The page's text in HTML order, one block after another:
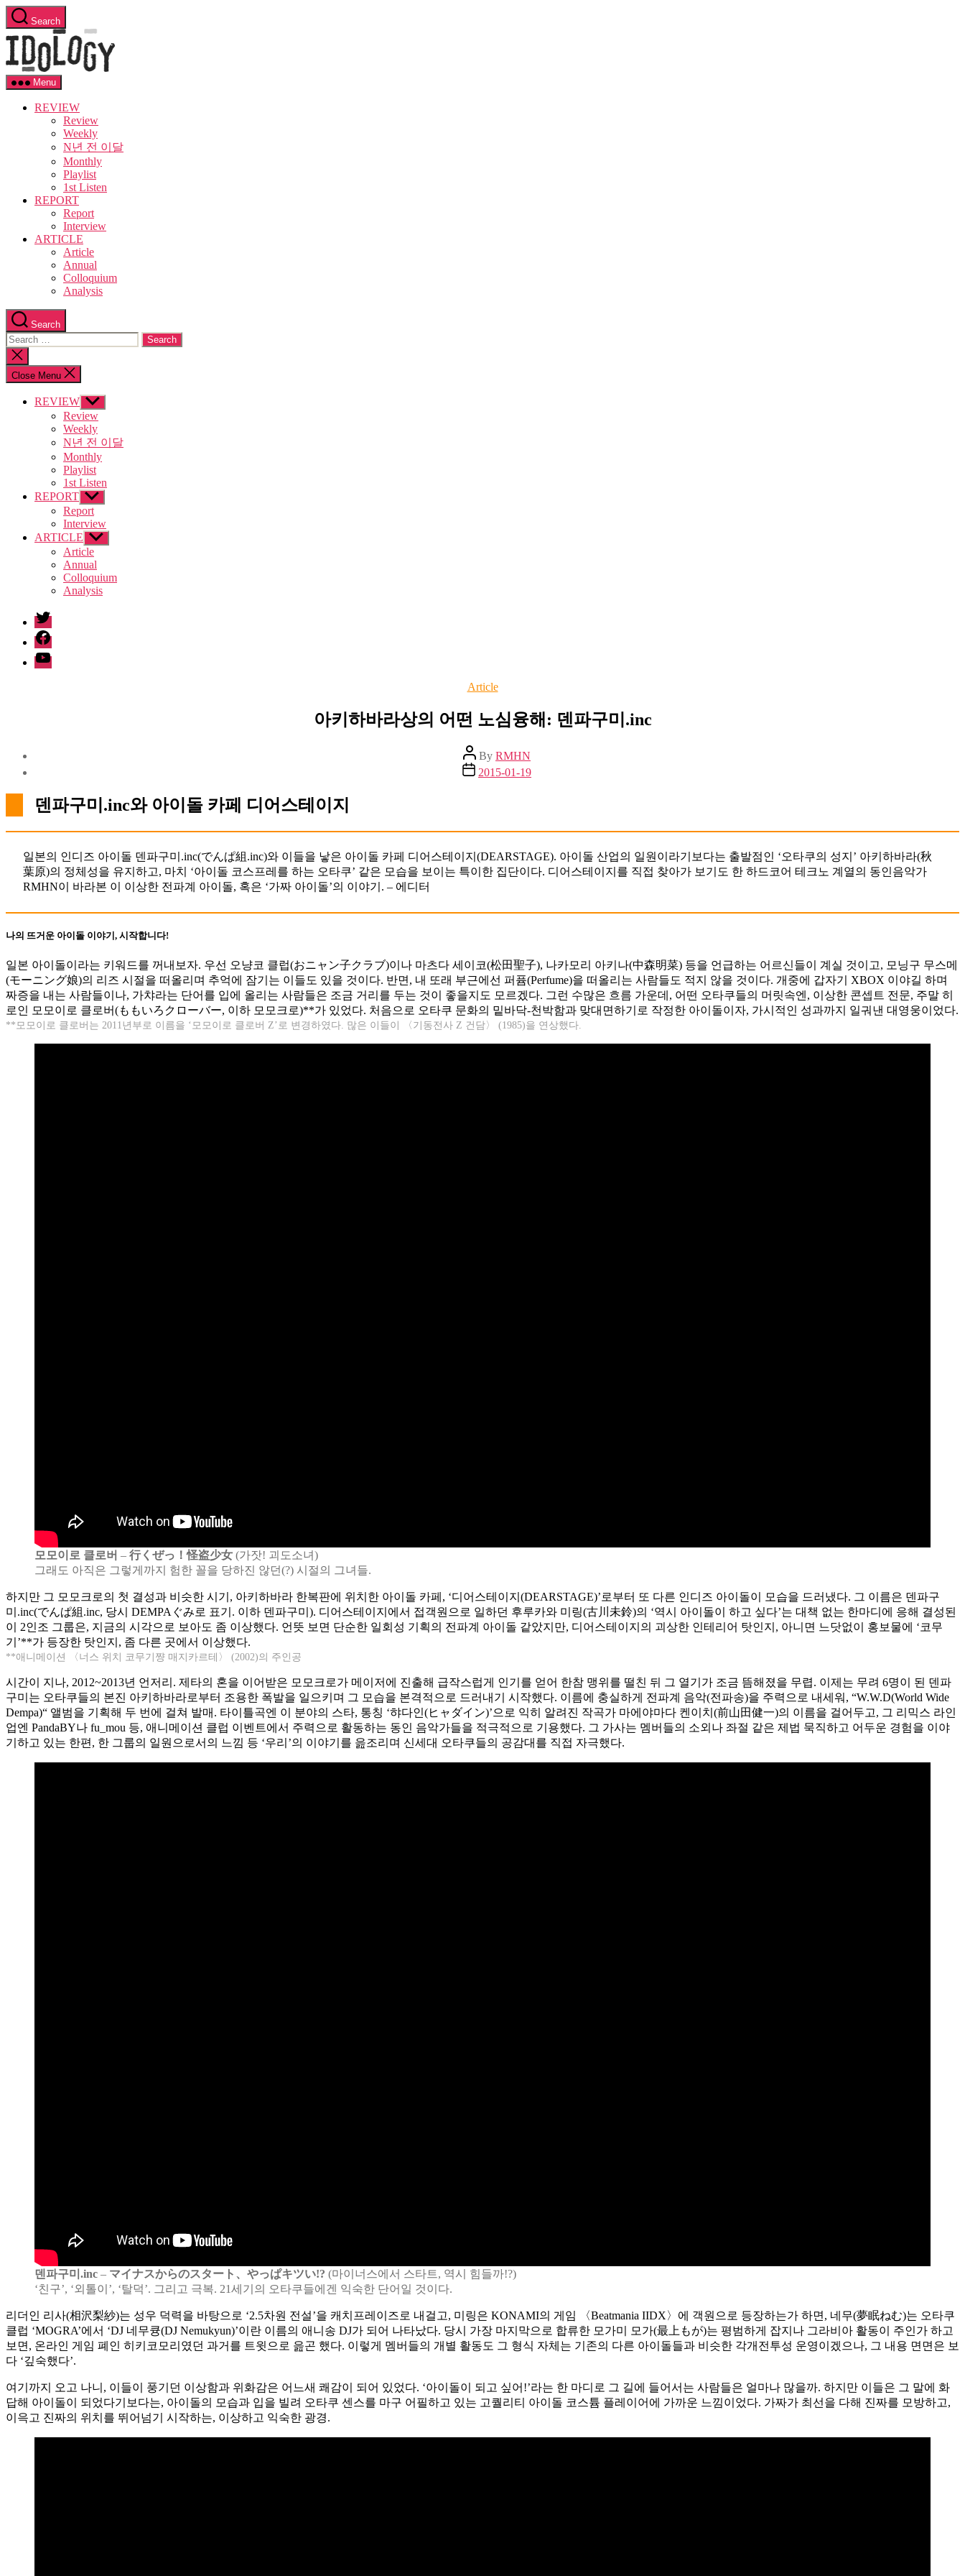
Skip
to
the
content
Search
Menu
REVIEW
Review
Weekly
N년 전 이달
Monthly
Playlist
1st Listen
REPORT
Report
Interview
ARTICLE
Article
Annual
Colloquium
Analysis
Search
Search
for:
Close
search
Close Menu
REVIEW Show
sub
menu
Review
Weekly
N년 전 이달
Monthly
Playlist
1st Listen
REPORT Show
sub
menu
Report
Interview
ARTICLE Show
sub
menu
Article
Annual
Colloquium
Analysis
twitter
facebook
Youtube
Categories
Article
아키하바라상의 어떤 노심융해: 덴파구미.inc
Post
author
By RMHN
Post
date
2015-01-19
덴파구미.inc와 아이돌 카페 디어스테이지
일본의 인디즈 아이돌 덴파구미.inc(でんぱ組.inc)와 이들을 낳은 아이돌 카페 디어스테이지(DEARSTAGE). 아이돌 산업의 일원이라기보다는 출발점인 ‘오타쿠의 성지’ 아키하바라(秋
葉原)의 정체성을 유지하고, 마치 ‘아이돌 코스프레를 하는 오타쿠’ 같은 모습을 보이는 특이한 집단이다. 디어스테이지를 직접 찾아가 보기도 한 하드코어 테크노 계열의 동인음악가
RMHN이 바라본 이 이상한 전파계 아이돌, 혹은 ‘가짜 아이돌’의 이야기. – 에디터
나의 뜨거운 아이돌 이야기, 시작합니다!
일본 아이돌이라는 키워드를 꺼내보자. 우선 오냥코 클럽(おニャン子クラブ)이나 마츠다 세이코(松田聖子), 나카모리 아키나(中森明菜) 등을 언급하는 어르신들이 계실 것이고, 모닝구 무스메
(モーニング娘)의 리즈 시절을 떠올리며 추억에 잠기는 이들도 있을 것이다. 반면, 내 또래 부근에선 퍼퓸(Perfume)을 떠올리는 사람들도 적지 않을 것이다. 개중에 갑자기 XBOX 이야길 하며
짜증을 내는 사람들이나, 가챠라는 단어를 입에 올리는 사람들은 조금 거리를 두는 것이 좋을지도 모르겠다. 그런 수많은 흐름 가운데, 어떤 오타쿠들의 머릿속엔, 이상한 콘셉트 전문, 주말 히
로인 모모이로 클로버(ももいろクローバー, 이하 모모크로)**가 있었다. 처음으로 오타쿠 문화의 밑바닥-천박함과 맞대면하기로 작정한 아이돌이자, 가시적인 성과까지 일궈낸 대영웅이었다.
**모모이로 클로버는 2011년부로 이름을 ‘모모이로 클로버 Z’로 변경하였다. 많은 이들이 〈기동전사 Z 건담〉 (1985)을 연상했다.
모모이로 클로버 – 行くぜっ！怪盗少女 (가잣! 괴도소녀)
그래도 아직은 그렇게까지 험한 꼴을 당하진 않던(?) 시절의 그녀들.
하지만 그 모모크로의 첫 결성과 비슷한 시기, 아키하바라 한복판에 위치한 아이돌 카페, ‘디어스테이지(DEARSTAGE)’로부터 또 다른 인디즈 아이돌이 모습을 드러냈다. 그 이름은 덴파구
미.inc(でんぱ組.inc, 당시 DEMPAぐみ로 표기. 이하 덴파구미). 디어스테이지에서 접객원으로 일하던 후루카와 미링(古川未鈴)의 ‘역시 아이돌이 하고 싶다’는 대책 없는 한마디에 응해 결성된
이 2인조 그룹은, 지금의 시각으로 보아도 좀 이상했다. 언뜻 보면 단순한 일회성 기획의 전파계 아이돌 같았지만, 디어스테이지의 괴상한 인테리어 탓인지, 아니면 느닷없이 홍보물에 ‘코무
기’**가 등장한 탓인지, 좀 다른 곳에서 이상했다.
**애니메이션 〈너스 위치 코무기쨩 매지카르테〉 (2002)의 주인공
시간이 지나, 2012~2013년 언저리. 제타의 혼을 이어받은 모모크로가 메이저에 진출해 급작스럽게 인기를 얻어 한참 맹위를 떨친 뒤 그 열기가 조금 뜸해졌을 무렵. 이제는 무려 6명이 된 덴파
구미는 오타쿠들의 본진 아키하바라로부터 조용한 폭발을 일으키며 그 모습을 본격적으로 드러내기 시작했다. 이름에 충실하게 전파계 음악(전파송)을 주력으로 내세워, “W.W.D(World Wide
Dempa)“ 앨범을 기획해 두 번에 걸쳐 발매. 타이틀곡엔 이 분야의 스타, 통칭 ‘햐다인(ヒャダイン)’으로 익히 알려진 작곡가 마에야마다 켄이치(前山田健一)의 이름을 걸어두고, 그 리믹스 라인
업엔 PandaBY나 fu_mou 등, 애니메이션 클럽 이벤트에서 주력으로 활동하는 동인 음악가들을 적극적으로 기용했다. 그 가사는 멤버들의 소외나 좌절 같은 제법 묵직하고 어두운 경험을 이야
기하고 있는 한편, 한 그룹의 일원으로서의 느낌 등 ‘우리’의 이야기를 읊조리며 신세대 오타쿠들의 공감대를 직접 자극했다.
덴파구미.inc – マイナスからのスタート、やっぱキツい!? (마이너스에서 스타트, 역시 힘들까!?)
‘친구’, ‘외톨이’, ‘탈덕’. 그리고 극복. 21세기의 오타쿠들에겐 익숙한 단어일 것이다.
리더인 리사(相沢梨紗)는 성우 덕력을 바탕으로 ‘2.5차원 전설’을 캐치프레이즈로 내걸고, 미링은 KONAMI의 게임 〈Beatmania IIDX〉에 객원으로 등장하는가 하면, 네무(夢眠ねむ)는 오타쿠
클럽 ‘MOGRA’에서 ‘DJ 네무큥(DJ Nemukyun)’이란 이름의 애니송 DJ가 되어 나타났다. 당시 가장 마지막으로 합류한 모가미 모가(最上もが)는 평범하게 잡지나 그라비아 활동이 주인가 하고
보면, 온라인 게임 폐인 히키코모리였던 과거를 트윗으로 읊곤 했다. 이렇게 멤버들의 개별 활동도 그 형식 자체는 기존의 다른 아이돌들과 비슷한 각개전투성 운영이겠으나, 그 내용 면면은 보
다 ‘깊숙했다’.
여기까지 오고 나니, 이들이 풍기던 이상함과 위화감은 어느새 쾌감이 되어 있었다. ‘아이돌이 되고 싶어!’라는 한 마디로 그 길에 들어서는 사람들은 얼마나 많을까. 하지만 이들은 그 말에 화
답해 아이돌이 되었다기보다는, 아이돌의 모습과 입을 빌려 오타쿠 센스를 마구 어필하고 있는 고퀄리티 아이돌 코스튬 플레이어에 가까운 느낌이었다. 가짜가 최선을 다해 진짜를 모방하고,
이윽고 진짜의 위치를 뛰어넘기 시작하는, 이상하고 익숙한 광경.